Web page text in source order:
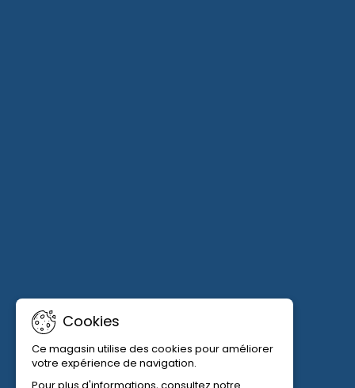
Cookies
Ce magasin utilise des cookies pour améliorer
votre expérience de navigation.